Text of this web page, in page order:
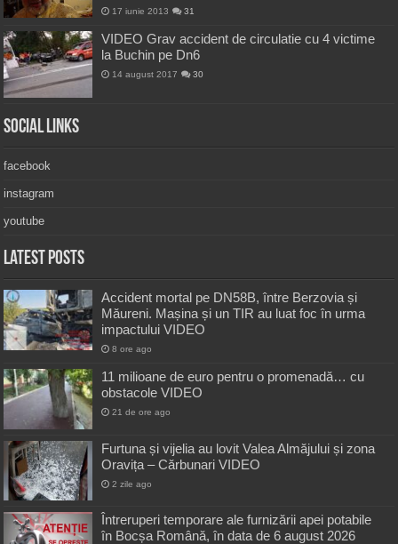
17 iunie 2013 31
VIDEO Grav accident de circulatie cu 4 victime
la Buchin pe Dn6
14 august 2017 30
Social Links
facebook
instagram
youtube
Latest Posts
Accident mortal pe DN58B, între Berzovia și
Măureni. Mașina și un TIR au luat foc în urma
impactului VIDEO
8 ore ago
11 milioane de euro pentru o promenadă… cu
obstacole VIDEO
21 de ore ago
Furtuna și vijelia au lovit Valea Almăjului și zona
Oravița – Cărbunari VIDEO
2 zile ago
Întreruperi temporare ale furnizării apei potabile
în Bocșa Română, în data de 6 august 2026